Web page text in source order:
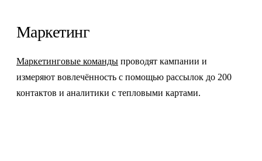
Маркетинг
Маркетинговые команды проводят кампании и
измеряют вовлечённость с помощью рассылок до 200
контактов и аналитики с тепловыми картами.